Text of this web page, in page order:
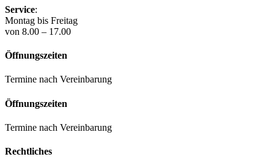
Service:
Montag bis Freitag
von 8.00 – 17.00
Öffnungszeiten
Termine nach Vereinbarung
Öffnungszeiten
Termine nach Vereinbarung
Rechtliches